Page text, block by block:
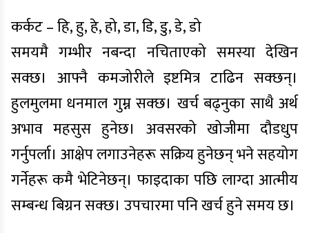
कर्कट – हि, हु, हे, हो, डा, डि, डु, डे, डो
समयमै गम्भीर नबन्दा नचिताएको समस्या देखिन
सक्छ। आफ्नै कमजोरीले इष्टमित्र टाढिन सक्छन्।
हुलमुलमा धनमाल गुम्न सक्छ। खर्च बढ्नुका साथै अर्थ
अभाव महसुस हुनेछ। अवसरको खोजीमा दौडधुप
गर्नुपर्ला। आक्षेप लगाउनेहरू सक्रिय हुनेछन् भने सहयोग
गर्नेहरू कमै भेटिनेछन्। फाइदाका पछि लाग्दा आत्मीय
सम्बन्ध बिग्रन सक्छ। उपचारमा पनि खर्च हुने समय छ।